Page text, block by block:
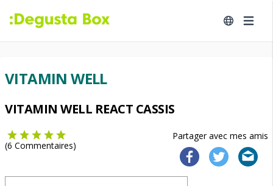
VITAMIN WELL
VITAMIN WELL REACT CASSIS
Partager avec mes amis
(6 Commentaires)